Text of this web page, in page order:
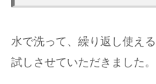
水で洗って、繰り返し使え
試しさせていただきました。